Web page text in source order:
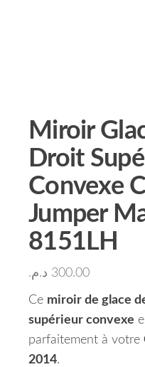
Miroir
Droit
Convexe
Jumper
8151LH
300.00 د.م.
Ce miroir de glace
supérieur convexe
parfaitement à votre
2014.